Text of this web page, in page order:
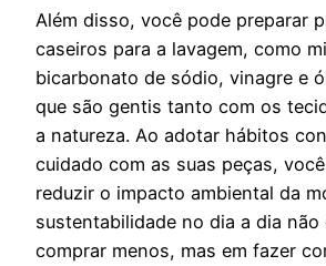
Além disso, você pode preparar
caseiros para a lavagem, como
bicarbonato de sódio, vinagre e
que são gentis tanto com os
a natureza. Ao adotar hábitos
cuidado com as suas peças,
reduzir o impacto ambiental da
sustentabilidade no dia a dia não
comprar menos, mas em fazer